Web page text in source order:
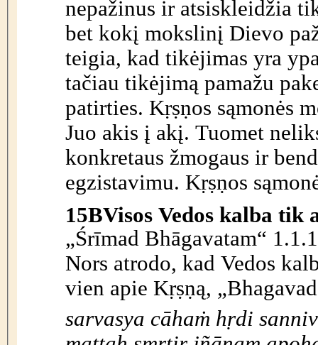
nepažinus ir atsiskleidžia
bet kokį mokslinį Dievo
teigia, kad tikėjimas yra
tačiau tikėjimą pamažu
patirties. Kṛṣṇos sąmonės
Juo akis į akį. Tuomet
konkretaus žmogaus ir
egzistavimu. Kṛṣṇos
15BVisos Vedos kalba tik
„Śrīmad Bhāgavatam“
Nors atrodo, kad Vedos
vien apie Kṛṣṇą,
sarvasya cāhaṁ hṛdi